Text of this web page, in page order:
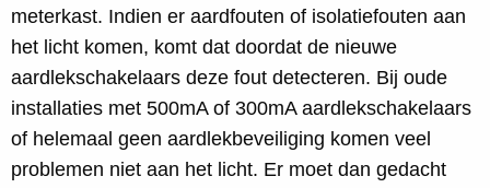
meterkast. Indien er aardfouten of isolatiefouten aan
het licht komen, komt dat doordat de nieuwe
aardlekschakelaars deze fout detecteren. Bij oude
installaties met 500mA of 300mA aardlekschakelaars
of helemaal geen aardlekbeveiliging komen veel
problemen niet aan het licht. Er moet dan gedacht